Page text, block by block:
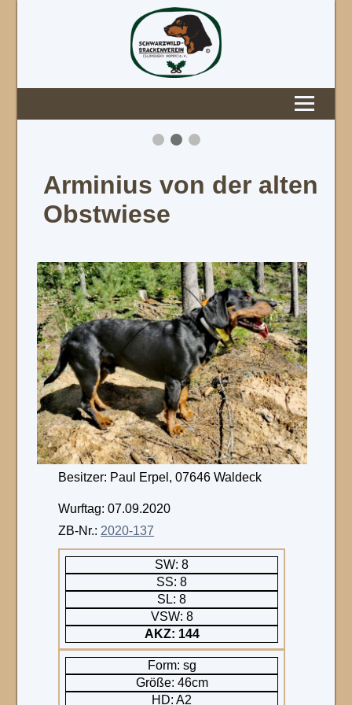
Arminius von der alten
Obstwiese
Besitzer: Paul Erpel, 07646 Waldeck
Wurftag: 07.09.2020
ZB-Nr.: 2020-137
SW: 8
SS: 8
SL: 8
VSW: 8
AKZ: 144
Form: sg
Größe: 46cm
HD: A2